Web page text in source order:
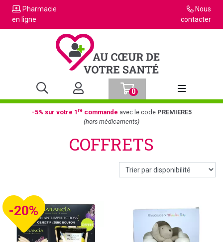
Pharmacie
en ligne
Nous
contacter
0
Afficher la
-5% sur votre 1recommande avec le code PREMIERE5
(hors médicaments)
COFFRETS
-20%